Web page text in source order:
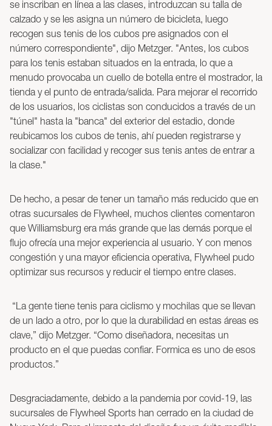
se inscriban en línea a las clases, introduzcan su talla de
calzado y se les asigna un número de bicicleta, luego
recogen sus tenis de los cubos pre asignados con el
número correspondiente", dijo Metzger. "Antes, los cubos
para los tenis estaban situados en la entrada, lo que a
menudo provocaba un cuello de botella entre el mostrador, la
tienda y el punto de entrada/salida. Para mejorar el recorrido
de los usuarios, los ciclistas son conducidos a través de un
"túnel" hasta la "banca" del exterior del estadio, donde
reubicamos los cubos de tenis, ahí pueden registrarse y
socializar con facilidad y recoger sus tenis antes de entrar a
la clase."
De hecho, a pesar de tener un tamaño más reducido que en
otras sucursales de Flywheel, muchos clientes comentaron
que Williamsburg era más grande que las demás porque el
flujo ofrecía una mejor experiencia al usuario. Y con menos
congestión y una mayor eficiencia operativa, Flywheel pudo
optimizar sus recursos y reducir el tiempo entre clases.
“La gente tiene tenis para ciclismo y mochilas que se llevan
de un lado a otro, por lo que la durabilidad en estas áreas es
clave,” dijo Metzger. “Como diseñadora, necesitas un
producto en el que puedas confiar. Formica es uno de esos
productos.”
Desgraciadamente, debido a la pandemia por covid-19, las
sucursales de Flywheel Sports han cerrado en la ciudad de